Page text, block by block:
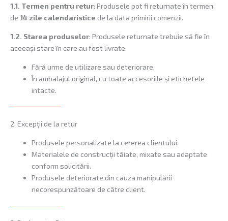
1.1. Termen pentru retur: Produsele pot fi returnate în termen
de 14 zile calendaristice de la data primirii comenzii.
1.2. Starea produselor: Produsele returnate trebuie să fie în
aceeași stare în care au fost livrate:
Fără urme de utilizare sau deteriorare.
În ambalajul original, cu toate accesoriile și etichetele
intacte.
2. Excepții de la retur
Produsele personalizate la cererea clientului.
Materialele de construcții tăiate, mixate sau adaptate
conform solicitării.
Produsele deteriorate din cauza manipulării
necorespunzătoare de către client.